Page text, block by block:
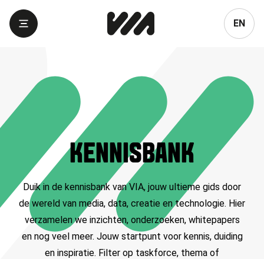
EN
KENNISBANK
Duik in de kennisbank van VIA, jouw ultieme gids door
de wereld van media, data, creatie en technologie. Hier
verzamelen we inzichten, onderzoeken, whitepapers
en nog veel meer. Jouw startpunt voor kennis, duiding
en inspiratie. Filter op taskforce, thema of